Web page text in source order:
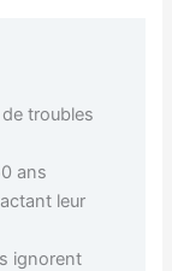
troubles
ans
leur
ignorent